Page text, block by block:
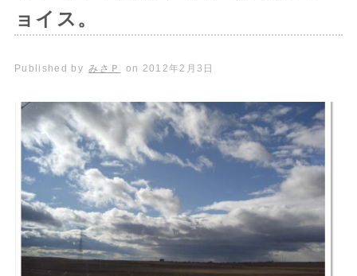
ョイス。
Published by みさＰ on 2012年2月3日